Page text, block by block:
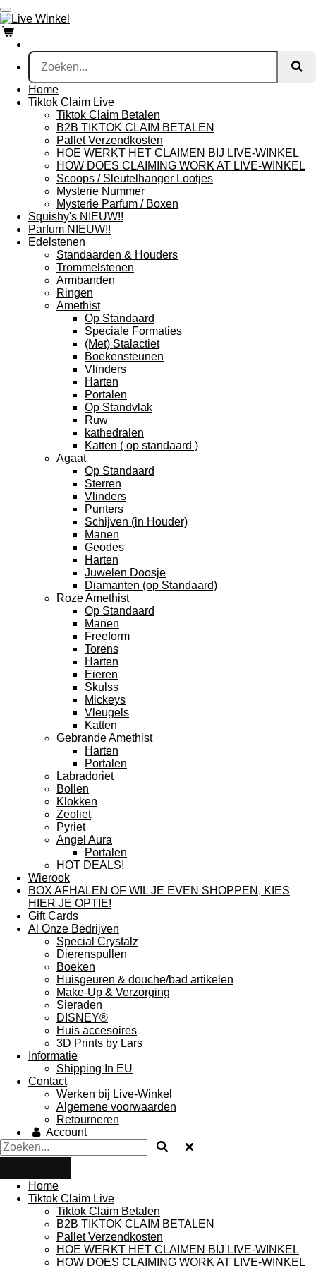
Ga
direct
naar
de
hoofdinhoud
Home
Tiktok Claim Live
Tiktok Claim Betalen
B2B TIKTOK CLAIM BETALEN
Pallet Verzendkosten
HOE WERKT HET CLAIMEN BIJ LIVE-WINKEL
HOW DOES CLAIMING WORK AT LIVE-WINKEL
Scoops / Sleutelhanger Lootjes
Mysterie Nummer
Mysterie Parfum / Boxen
Squishy's NIEUW!!
Parfum NIEUW!!
Edelstenen
Standaarden & Houders
Trommelstenen
Armbanden
Ringen
Amethist
Op Standaard
Speciale Formaties
(Met) Stalactiet
Boekensteunen
Vlinders
Harten
Portalen
Op Standvlak
Ruw
kathedralen
Katten ( op standaard )
Agaat
Op Standaard
Sterren
Vlinders
Punters
Schijven (in Houder)
Manen
Geodes
Harten
Juwelen Doosje
Diamanten (op Standaard)
Roze Amethist
Op Standaard
Manen
Freeform
Torens
Harten
Eieren
Skulss
Mickeys
Vleugels
Katten
Gebrande Amethist
Harten
Portalen
Labradoriet
Bollen
Klokken
Zeoliet
Pyriet
Angel Aura
Portalen
HOT DEALS!
Wierook
BOX AFHALEN OF WIL JE EVEN SHOPPEN, KIES
HIER JE OPTIE!
Gift Cards
Al Onze Bedrijven
Special Crystalz
Dierenspullen
Boeken
Huisgeuren & douche/bad artikelen
Make-Up & Verzorging
Sieraden
DISNEY®
Huis accesoires
3D Prints by Lars
Informatie
Shipping In EU
Contact
Werken bij Live-Winkel
Algemene voorwaarden
Retourneren
Account
Home
Tiktok Claim Live
Tiktok Claim Betalen
B2B TIKTOK CLAIM BETALEN
Pallet Verzendkosten
HOE WERKT HET CLAIMEN BIJ LIVE-WINKEL
HOW DOES CLAIMING WORK AT LIVE-WINKEL